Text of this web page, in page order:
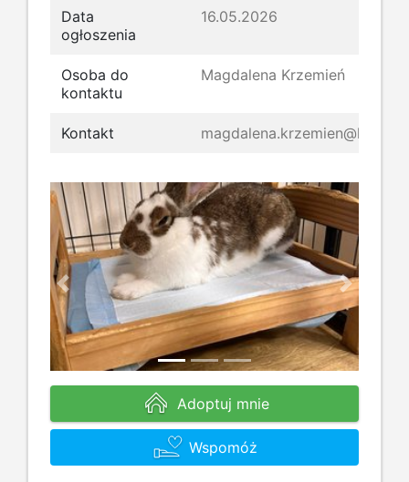
Data
ogłoszenia
16.05.2026
Osoba do
kontaktu
Magdalena Krzemień
Kontakt
Previous Next
Adoptuj mnie
Wspomóż